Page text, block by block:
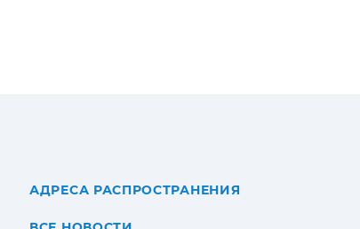
АДРЕСА РАСПРОСТРАНЕНИЯ